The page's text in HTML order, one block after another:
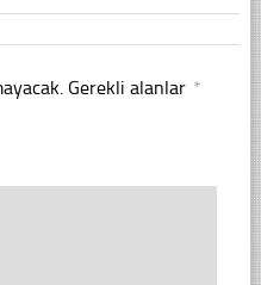
Gerekli alanlar *